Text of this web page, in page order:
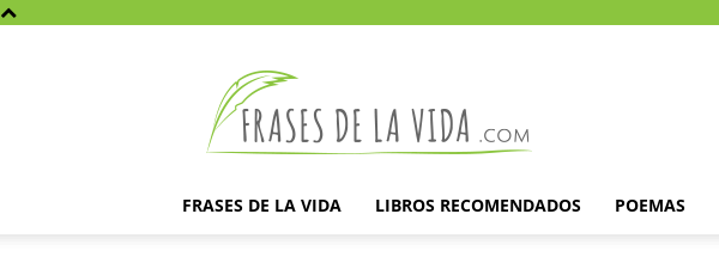
la
vida
FRASES DE LA VIDA LIBROS RECOMENDADOS POEMAS